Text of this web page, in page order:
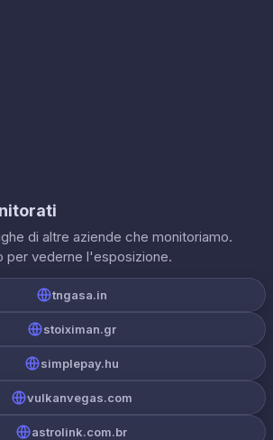
di altre aziende che monitoriamo.
per vederne l'esposizione.
tngasa.in
stoiximan.gr
simplepay.hu
vulkanvegas.com
astrolink.com.br